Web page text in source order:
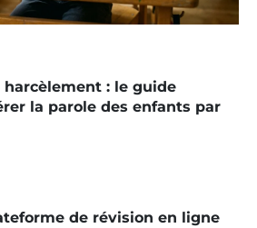
harcèlement : le guide
la parole des enfants par
de révision en ligne